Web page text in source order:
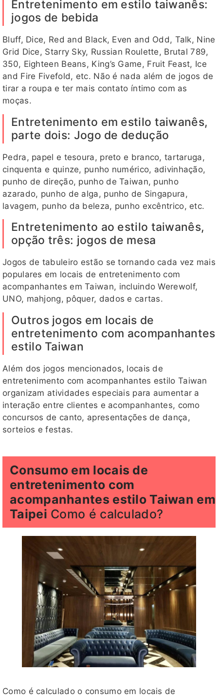
Entretenimento em estilo taiwanês:
jogos de bebida
Bluff, Dice, Red and Black, Even and Odd, Talk, Nine
Grid Dice, Starry Sky, Russian Roulette, Brutal 789,
350, Eighteen Beans, King’s Game, Fruit Feast, Ice
and Fire Fivefold, etc. Não é nada além de jogos de
tirar a roupa e ter mais contato íntimo com as
moças.
Entretenimento em estilo taiwanês,
parte dois: Jogo de dedução
Pedra, papel e tesoura, preto e branco, tartaruga,
cinquenta e quinze, punho numérico, adivinhação,
punho de direção, punho de Taiwan, punho
azarado, punho de alga, punho de Singapura,
lavagem, punho da beleza, punho excêntrico, etc.
Entretenimento ao estilo taiwanês,
opção três: jogos de mesa
Jogos de tabuleiro estão se tornando cada vez mais
populares em locais de entretenimento com
acompanhantes em Taiwan, incluindo Werewolf,
UNO, mahjong, pôquer, dados e cartas.
Outros jogos em locais de
entretenimento com acompanhantes
estilo Taiwan
Além dos jogos mencionados, locais de
entretenimento com acompanhantes estilo Taiwan
organizam atividades especiais para aumentar a
interação entre clientes e acompanhantes, como
concursos de canto, apresentações de dança,
sorteios e festas.
Consumo em locais de
entretenimento com
acompanhantes estilo Taiwan em
Taipei Como é calculado?
Como é calculado o consumo em locais de